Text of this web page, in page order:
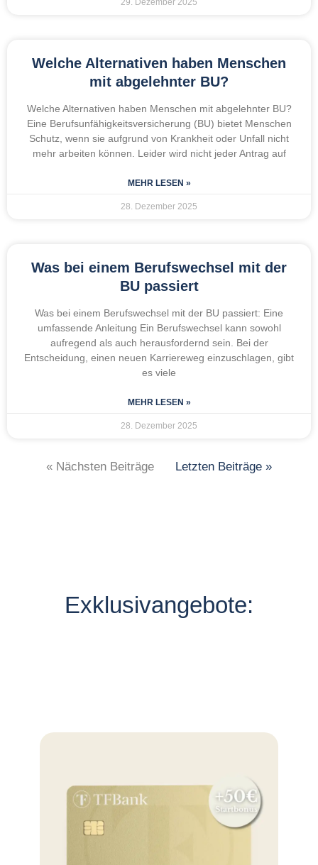
29. Dezember 2025
Welche Alternativen haben Menschen
mit abgelehnter BU?
Welche Alternativen haben Menschen mit abgelehnter BU?
Eine Berufsunfähigkeitsversicherung (BU) bietet Menschen
Schutz, wenn sie aufgrund von Krankheit oder Unfall nicht
mehr arbeiten können. Leider wird nicht jeder Antrag auf
MEHR LESEN »
28. Dezember 2025
Was bei einem Berufswechsel mit der
BU passiert
Was bei einem Berufswechsel mit der BU passiert: Eine
umfassende Anleitung Ein Berufswechsel kann sowohl
aufregend als auch herausfordernd sein. Bei der
Entscheidung, einen neuen Karriereweg einzuschlagen, gibt
es viele
MEHR LESEN »
28. Dezember 2025
« Nächsten Beiträge Letzten Beiträge »
Exklusivangebote: